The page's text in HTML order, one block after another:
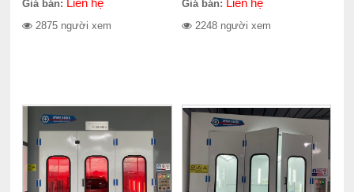
Giá bán: Liên hệ
2875 người xem
Giá bán: Liên hệ
2248 người xem